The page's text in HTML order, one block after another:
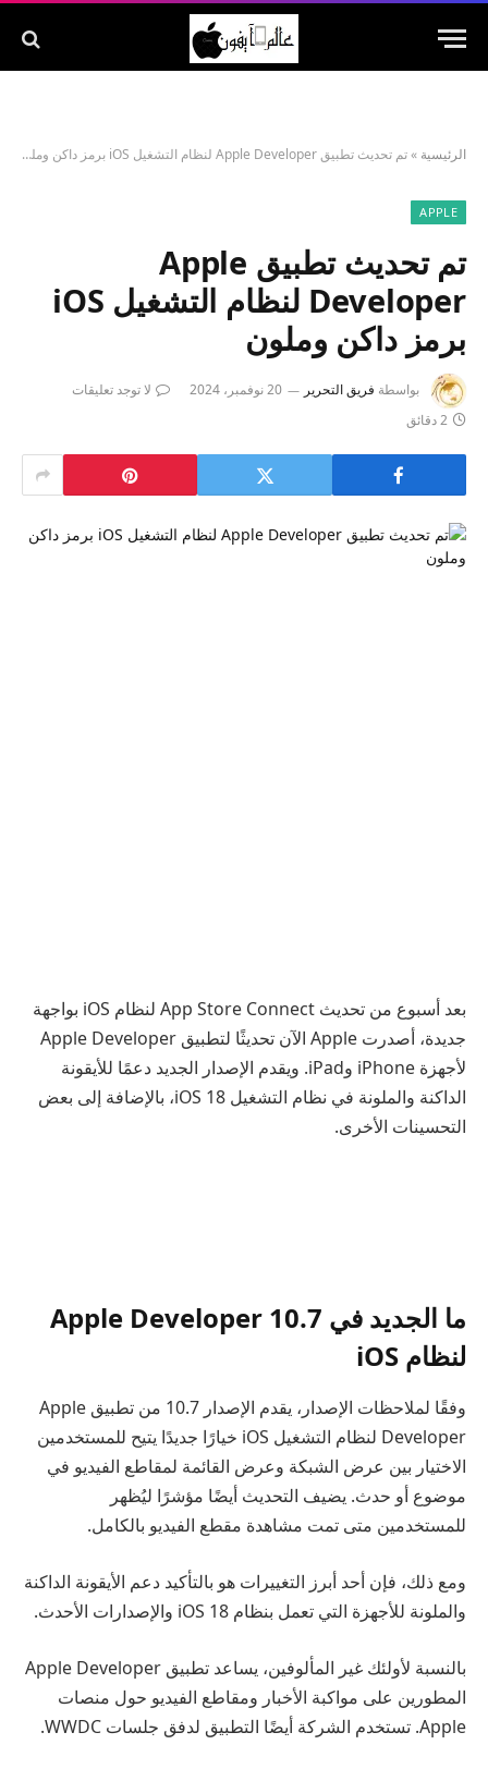
الرئيسية »تم تحديث تطبيق Apple Developer لنظام التشغيل iOS برمز داكن وملون
APPLE
تم تحديث تطبيق Apple
Developer لنظام التشغيل iOS
برمز داكن وملون
بواسطة فريق التحرير 20 نوفمبر، 2024
لا توجد تعليقات
2 دقائق
بعد أسبوع من تحديث App Store Connect لنظام iOS بواجهة
جديدة، أصدرت Apple الآن تحديثًا لتطبيق Apple Developer
لأجهزة iPhone وiPad. ويقدم الإصدار الجديد دعمًا للأيقونة
الداكنة والملونة في نظام التشغيل iOS 18، بالإضافة إلى بعض
التحسينات الأخرى.
ما الجديد في Apple Developer 10.7
لنظام iOS
وفقًا لملاحظات الإصدار، يقدم الإصدار 10.7 من تطبيق Apple
Developer لنظام التشغيل iOS خيارًا جديدًا يتيح للمستخدمين
الاختيار بين عرض الشبكة وعرض القائمة لمقاطع الفيديو في
موضوع أو حدث. يضيف التحديث أيضًا مؤشرًا ليُظهر
للمستخدمين متى تمت مشاهدة مقطع الفيديو بالكامل.
ومع ذلك، فإن أحد أبرز التغييرات هو بالتأكيد دعم الأيقونة الداكنة
والملونة للأجهزة التي تعمل بنظام iOS 18 والإصدارات الأحدث.
بالنسبة لأولئك غير المألوفين، يساعد تطبيق Apple Developer
المطورين على مواكبة الأخبار ومقاطع الفيديو حول منصات
Apple. تستخدم الشركة أيضًا التطبيق لدفق جلسات WWDC.